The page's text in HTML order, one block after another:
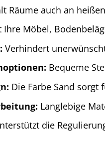
Räume auch an
Ihre Möbel,
Verhindert
Bequeme
Die Farbe Sand
Langlebige
die